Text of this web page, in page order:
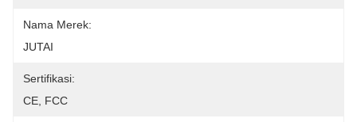
Nama Merek:
JUTAI
Sertifikasi:
CE, FCC